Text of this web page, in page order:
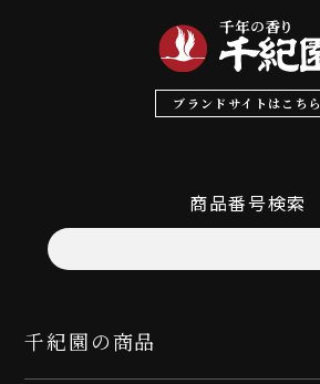
ブランドサイトはこちら
商品番号検索
千紀園の商品